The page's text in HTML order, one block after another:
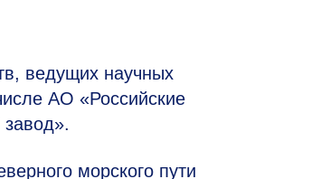
ведущих научных
АО «Российские
морского пути